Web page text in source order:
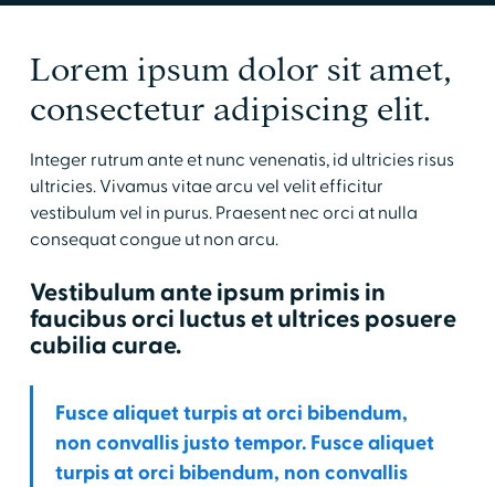
Lorem ipsum dolor sit amet,
consectetur adipiscing elit.
Integer rutrum ante et nunc venenatis, id ultricies risus
ultricies. Vivamus vitae arcu vel velit efficitur
vestibulum vel in purus. Praesent nec orci at nulla
consequat congue ut non arcu.
Vestibulum ante ipsum primis in
faucibus orci luctus et ultrices posuere
cubilia curae.
Fusce aliquet turpis at orci bibendum,
non convallis justo tempor. Fusce aliquet
turpis at orci bibendum, non convallis